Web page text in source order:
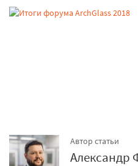
Автор статьи
Александр